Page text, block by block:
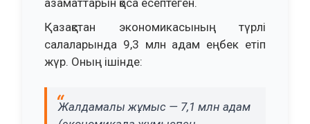
азаматтарын қоса есептеген.
Қазақстан экономикасының түрлі
салаларында 9,3 млн адам еңбек етіп
жүр. Оның ішінде:
Жалдамалы жұмыс — 7,1 млн адам